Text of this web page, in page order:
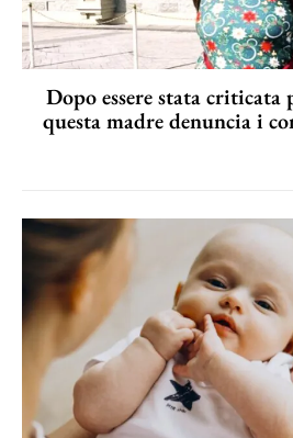
Dopo essere stata criticata
questa madre denuncia i